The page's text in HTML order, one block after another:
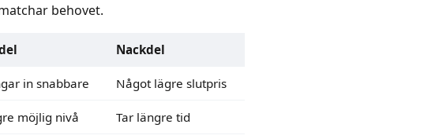
behovet.
Nackdel
in snabbare Något lägre slutpris
möjlig nivå Tar längre tid